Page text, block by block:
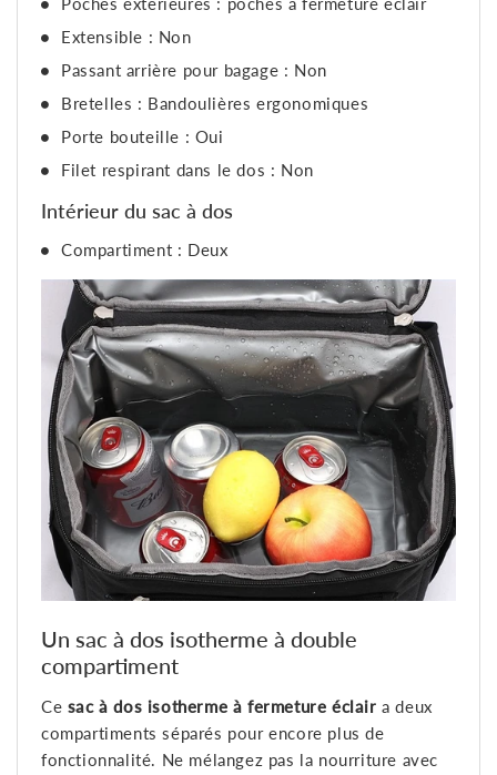
Extensible : Non
Passant arrière pour bagage : Non
Bretelles : Bandoulières ergonomiques
Porte bouteille : Oui
Filet respirant dans le dos : Non
Intérieur du sac à dos
Compartiment : Deux
Un sac à dos isotherme à double
compartiment
Ce sac à dos isotherme à fermeture éclair a deux
compartiments séparés pour encore plus de
fonctionnalité. Ne mélangez pas la nourriture avec